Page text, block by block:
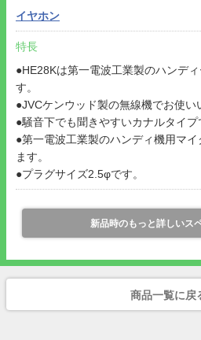
イヤホン
特長
●HE28Kは第一電波工業製のハンデ
す。
●JVCケンウッド製の無線機でお使い
●騒音下でも聞きやすいカナルタイプ
●第一電波工業製のハンディ機用マ
ます。
●プラグサイズ2.5φです。
新品時のもっと詳しいス
商品一覧に戻